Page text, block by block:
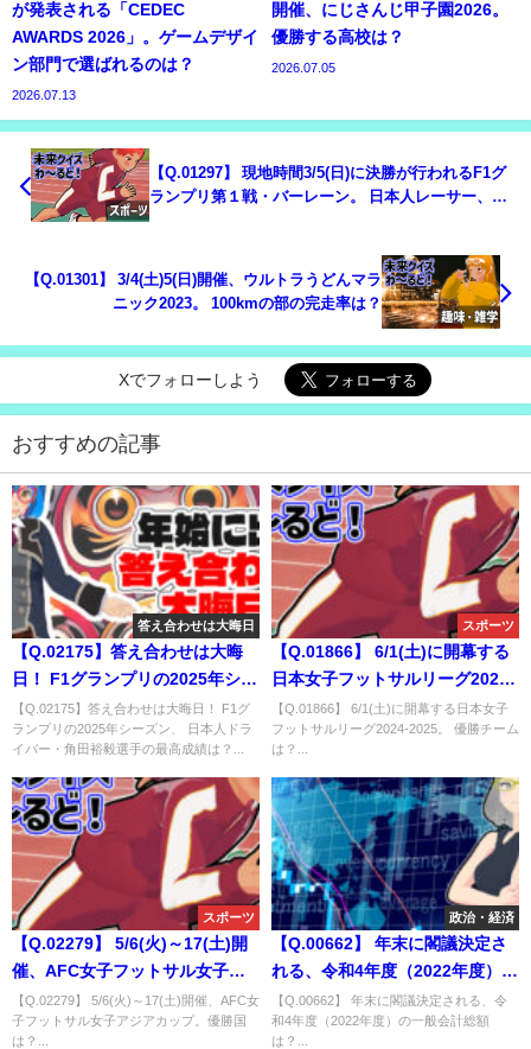
が発表される「CEDEC
AWARDS 2026」。ゲームデザイ
ン部門で選ばれるのは？
2026.07.13
開催、にじさんじ甲子園2026。
優勝する高校は？
2026.07.05
【Q.01297】 現地時間3/5(日)に決勝が行われるF1グ
ランプリ第１戦・バーレーン。 日本人レーサー、角
【Q.01301】 3/4(土)5(日)開催、ウルトラうどんマラ
ニック2023。 100kmの部の完走率は？
Xでフォローしよう
おすすめの記事
答え合わせは大晦日
【Q.02175】答え合わせは大晦
日！ F1グランプリの2025年シー
ズン、 日本人ドライバー・角田
裕毅選手の最高成績は？
【Q.02175】答え合わせは大晦日！ F1グ
ランプリの2025年シーズン、 日本人ドラ
イバー・角田裕毅選手の最高成績は？...
スポーツ
【Q.01866】 6/1(土)に開幕する
日本女子フットサルリーグ2024-
2025。 優勝チームは？
【Q.01866】 6/1(土)に開幕する日本女子
フットサルリーグ2024-2025。 優勝チーム
は？...
スポーツ
【Q.02279】 5/6(火)～17(土)開
催、AFC女子フットサル女子ア
ジアカップ。優勝国は？
【Q.02279】 5/6(火)～17(土)開催、AFC女
子フットサル女子アジアカップ。優勝国
は？...
政治・経済
【Q.00662】 年末に閣議決定さ
れる、令和4年度（2022年度）の
一般会計総額は？
【Q.00662】 年末に閣議決定される、令
和4年度（2022年度）の一般会計総額
は？...